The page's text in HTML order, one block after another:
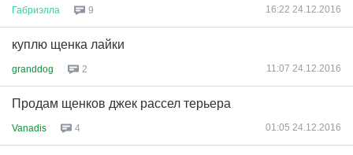
Габриэлла 9 16:22 24.12.2016
куплю щенка лайки
granddog 2 11:07 24.12.2016
Продам щенков джек рассел терьера
Vanadis 4 01:05 24.12.2016